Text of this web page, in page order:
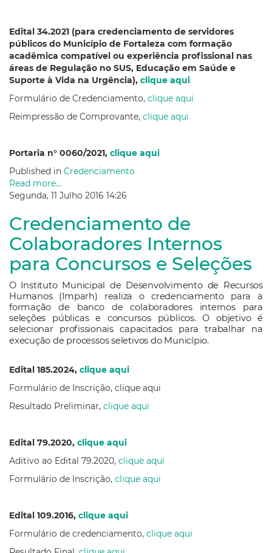
Edital 34.2021 (para credenciamento de servidores
públicos do Município de Fortaleza com formação
acadêmica compatível ou experiência profissional nas
áreas de Regulação no SUS, Educação em Saúde e
Suporte à Vida na Urgência), clique aqui
Formulário de Credenciamento, clique aqui
Reimpressão de Comprovante, clique aqui
Portaria n° 0060/2021, clique aqui
Published in Credenciamento
Read more...
Segunda, 11 Julho 2016 14:26
Credenciamento de
Colaboradores Internos
para Concursos e Seleções
O Instituto Municipal de Desenvolvimento de Recursos
Humanos (Imparh) realiza o credenciamento para a
formação de banco de colaboradores internos para
seleções públicas e concursos públicos. O objetivo é
selecionar profissionais capacitados para trabalhar na
execução de processos seletivos do Município.
Edital 185.2024, clique aqui
Formulário de Inscrição, clique aqui
Resultado Preliminar, clique aqui
Edital 79.2020, clique aqui
Aditivo ao Edital 79.2020, clique aqui
Formulário de Inscrição, clique aqui
Edital 109.2016, clique aqui
Formulário de credenciamento, clique aqui